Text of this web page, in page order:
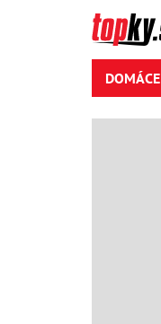
DOMÁCE